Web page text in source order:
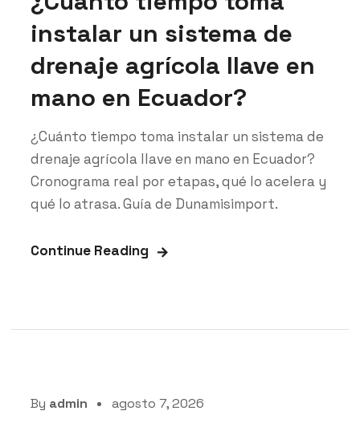
instalar un sistema de
drenaje agrícola llave en
mano en Ecuador?
¿Cuánto tiempo toma instalar un sistema de
drenaje agrícola llave en mano en Ecuador?
Cronograma real por etapas, qué lo acelera y
qué lo atrasa. Guía de Dunamisimport.
Continue Reading
By admin agosto 7, 2026